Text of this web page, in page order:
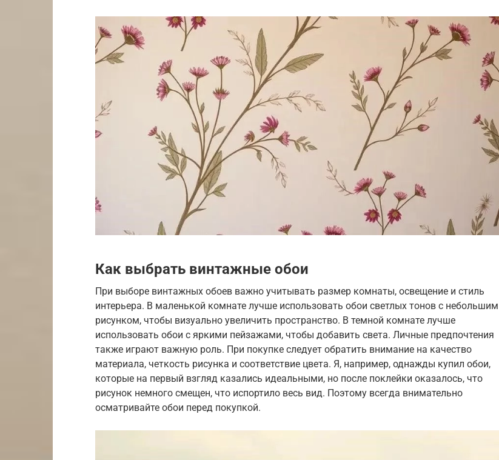
Как выбрать винтажные обои
При выборе винтажных обоев важно учитывать размер комнаты, освещение и стиль
интерьера. В маленькой комнате лучше использовать обои светлых тонов с небольшим
рисунком, чтобы визуально увеличить пространство. В темной комнате лучше
использовать обои с яркими пейзажами, чтобы добавить света. Личные предпочтения
также играют важную роль. При покупке следует обратить внимание на качество
материала, четкость рисунка и соответствие цвета. Я, например, однажды купил обои,
которые на первый взгляд казались идеальными, но после поклейки оказалось, что
рисунок немного смещен, что испортило весь вид. Поэтому всегда внимательно
осматривайте обои перед покупкой.